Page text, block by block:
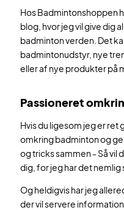
Hos Badmintonshoppen
blog, hvor jeg vil give dig
badminton verden. Det
badmintonudstyr, nye
eller af nye produkter på
Passioneret
Hvis du ligesom jeg er ret
omkring badminton og
og tricks sammen - Så
dig, for jeg har det nemlig
Og heldigvis har jeg
der vil servere